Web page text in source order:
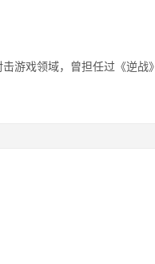
游戏领域，曾担任过《逆战》